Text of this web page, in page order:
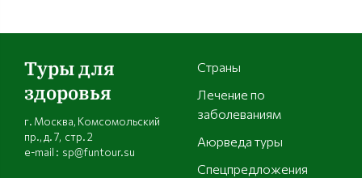
Туры для
здоровья
г. Москва, Комсомольский
пр., д. 7, стр. 2
e-mail : sp@funtour.su
Страны
Лечение по
заболеваниям
Аюрведа туры
Спецпредложения